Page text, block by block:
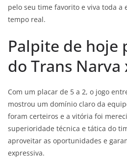
pelo seu time favorito e viva toda a
tempo real.
Palpite de hoje
do Trans Narva
Com um placar de 5 a 2, o jogo
mostrou um domínio claro da
foram certeiros e a vitória foi
superioridade técnica e tática do
aproveitar as oportunidades e
expressiva.